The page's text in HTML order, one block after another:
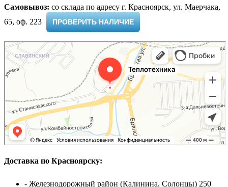
Самовывоз: cо склада по адресу г. Красноярск, ул. Маерчака,
65, оф. 223 ​
ПРОВЕРИТЬ НАЛИЧИЕ
Доставка по Красноярску:
- Железнодорожный район (Калинина, Солонцы) 250